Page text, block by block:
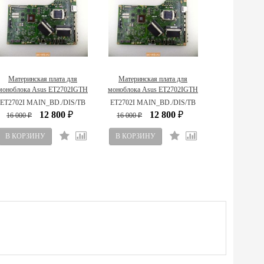
Материнская плата для
Asus ET2702IGTH
90R-PT00JMB30000Q
ET2702I MAIN_BD./DIS/TB
16 000₽ 12 800 ₽
Материнская плата для
моноблока Asus ET2702IGTH
90R-PT00JMB10000Q
ET2702I MAIN_BD./DIS/TB
16 000₽ 12 800 ₽